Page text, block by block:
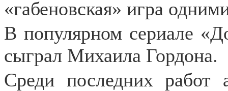
«габеновская» игра
В популярном сериале
сыграл Михаила Гордона.
Среди последних работ